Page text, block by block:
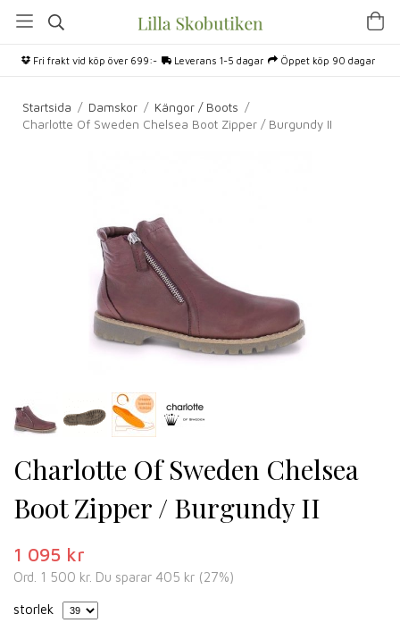
Fri frakt vid köp över 699:- Leverans 1-5 dagar Öppet köp 90 dagar
Startsida / Damskor / Kängor / Boots /
Charlotte Of Sweden Chelsea Boot Zipper / Burgundy II
Charlotte Of Sweden Chelsea
Boot Zipper / Burgundy II
1 095 kr
Ord. 1 500 kr. Du sparar 405 kr (27%)
storlek